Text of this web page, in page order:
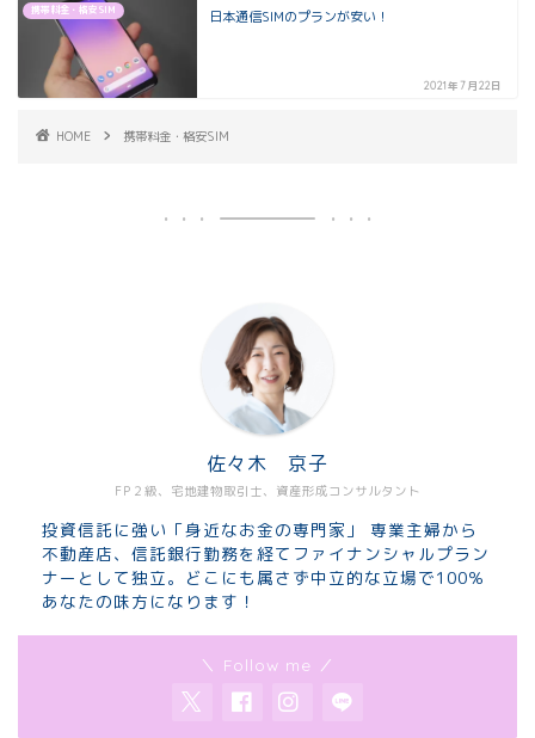
携帯料金・格安SIM 日本通信SIMのプランが安い！
2021年7月22日
HOME 携帯料金・格安SIM
FP２級、宅地建物取引士、資産形成コンサルタント
佐々木 京子
投資信託に強い「身近なお金の専門家」 専業主婦から
不動産店、信託銀行勤務を経てファイナンシャルプラン
ナーとして独立。どこにも属さず中立的な立場で100％
あなたの味方になります！
＼ Follow me ／